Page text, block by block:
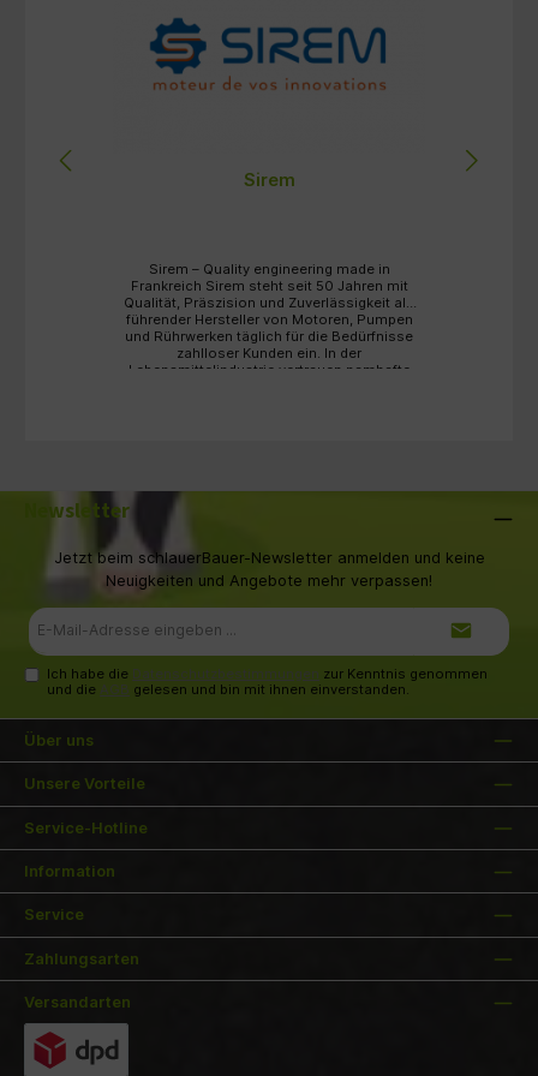
Sirem
Sirem – Quality engineering made in
Frankreich Sirem steht seit 50 Jahren mit
Qualität, Präszision und Zuverlässigkeit als
führender Hersteller von Motoren, Pumpen
und Rührwerken täglich für die Bedürfnisse
zahlloser Kunden ein. In der
Lebensmittelindustrie vertrauen namhafte
hochwertigen Produkte der Marke Sirem und
stöbern Sie in unserem umfangreichen
Sortiment zu Rührwerken und Spülpumpen
Melktechnik und überzeugen Sie sich selbst
von der Langlebigkeit.
Newsletter
Jetzt beim schlauerBauer-Newsletter anmelden und keine
Neuigkeiten und Angebote mehr verpassen!
Mail-
Ich habe die Datenschutzbestimmungen zur Kenntnis genommen
und die AGB gelesen und bin mit ihnen einverstanden.
Über uns
Unsere Vorteile
Service-Hotline
Information
Service
Zahlungsarten
Versandarten